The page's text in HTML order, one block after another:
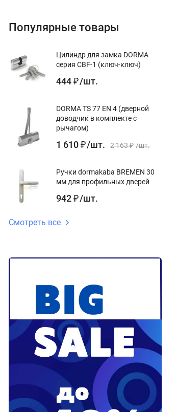
Популярные товары
Цилиндр для замка DORMA
серия CBF-1 (ключ-ключ)
444 ₽ /шт.
DORMA TS 77 EN 4 (дверной
доводчик в комплекте с
рычагом)
1 610 ₽ /шт. 2 163 ₽ /шт.
Ручки dormakaba BREMEN 30
мм для профильных дверей
942 ₽ /шт.
Смотреть все